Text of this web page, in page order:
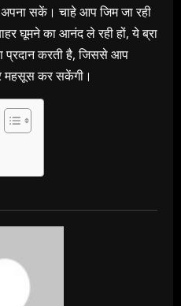
सकें। चाहे आप जिम जा रही
घूमने का आनंद ले रही हों, ये ब्रा
करती है, जिससे आप
महसूस कर सकेंगी।